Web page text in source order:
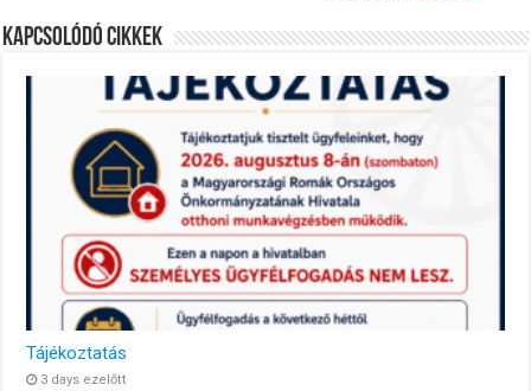
Kapcsolódó cikkek
Tájékoztatás
3 days ezelőtt